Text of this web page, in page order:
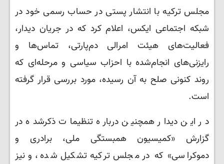
مجلس ترکیه با انتشار پستی در حساب رسمی خود در
شبکه اجتماعی ایکس، اعلام کرد که در جریان دیدار،
فعالیت‌های هیئت امرالی دم‌پارتی، تماس‌ها و
رایزنی‌های انجام‌شده با احزاب سیاسی و مرحله‌ای که
روند کنونی صلح به آن رسیده، مورد بررسی قرار گرفته
است.
در این دیدار همچنین درباره تنظیمات ذکرشده در
گزارش «کمیسیون همبستگی ملی، برادری و
دموکراسی» که در مجلس ترکیه تشکیل شده، و نیز